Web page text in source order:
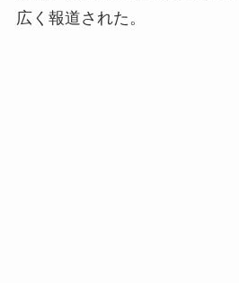
広く報道された。